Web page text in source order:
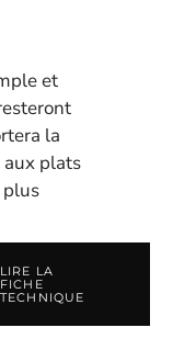
et
la
plats
plus
LIRE LA
FICHE
TECHNIQUE